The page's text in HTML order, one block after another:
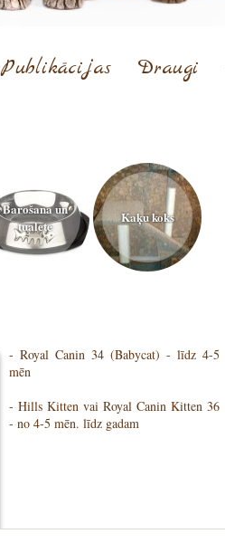
Publikācijas Draugi
Barošana un
tualete
Kaķu koks
- Royal Canin 34 (Babycat) - līdz 4-5
mēn
- Hills Kitten vai Royal Canin Kitten 36
- no 4-5 mēn. līdz gadam